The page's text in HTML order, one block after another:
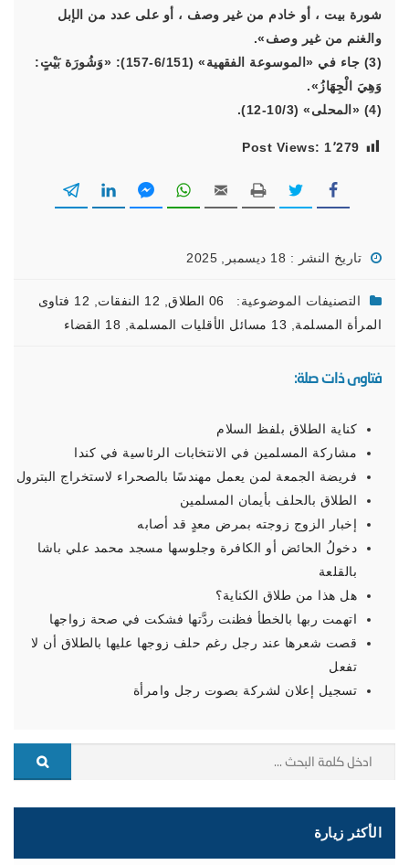
شورة بيت ، أو خادم من غير وصف ، أو على عدد من الإبل
والغنم من غير وصف».
(3) جاء في «الموسوعة الفقهية» (6/151-157): «وَشُورَة بَيْتٍ:
وَهِيَ الْجِهَازُ».
(4) «المحلى» (10/3-12).
Post Views: 1٬279
تاريخ النشر : 18 ديسمبر, 2025
التصنيفات الموضوعية: 06 الطلاق , 12 النفقات
12 فتاوى
المرأة المسلمة
13 مسائل الأقليات المسلمة 18 القضاء
فتاوى ذات صلة:
كناية الطلاق بلفظ السلام
مشاركة المسلمين في الانتخابات الرئاسية في كندا
فريضة الجمعة لمن يعمل مهندسًا بالصحراء لاستخراج البترول
الطلاق بالحلف بأيمان المسلمين
إخبار الزوج زوجته بمرض معدٍ قد أصابه
دخولُ الحائض أو الكافرة وجلوسها مسجد محمد علي باشا
بالقلعة
هل هذا من طلاق الكناية؟
اتهمت ربها بالخطأ فظنت ردَّتها فشكت في صحة زواجها
قصت شعرها عند رجل رغم حلف زوجها عليها بالطلاق أن لا
تفعل
تسجيل إعلان لشركة بصوت رجل وامرأة
الأكثر زيارة